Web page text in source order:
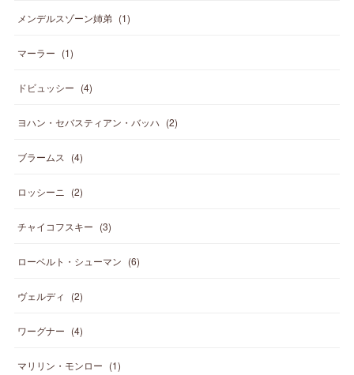
メンデルスゾーン姉弟 (1)
マーラー (1)
ドビュッシー (4)
ヨハン・セバスティアン・バッハ (2)
ブラームス (4)
ロッシーニ (2)
チャイコフスキー (3)
ローベルト・シューマン (6)
ヴェルディ (2)
ワーグナー (4)
マリリン・モンロー (1)